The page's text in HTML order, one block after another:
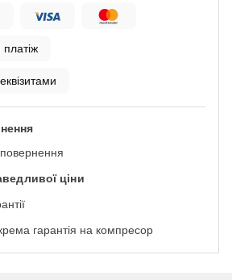
ціни
гарантія на компресор